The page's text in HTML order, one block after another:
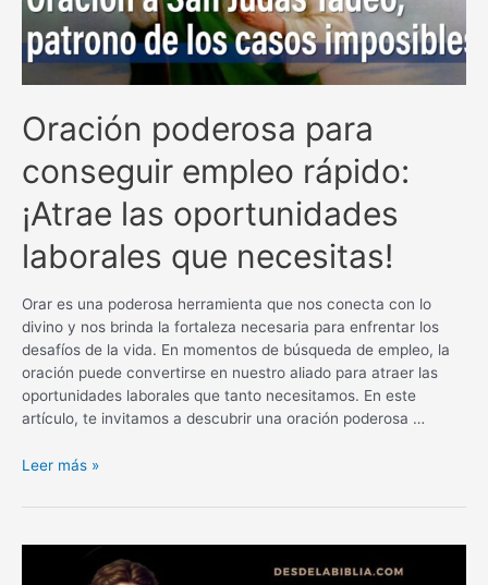
Oración poderosa para
conseguir empleo rápido:
¡Atrae las oportunidades
laborales que necesitas!
Orar es una poderosa herramienta que nos conecta con lo
divino y nos brinda la fortaleza necesaria para enfrentar los
desafíos de la vida. En momentos de búsqueda de empleo, la
oración puede convertirse en nuestro aliado para atraer las
oportunidades laborales que tanto necesitamos. En este
artículo, te invitamos a descubrir una oración poderosa …
Oración
para
Leer más »